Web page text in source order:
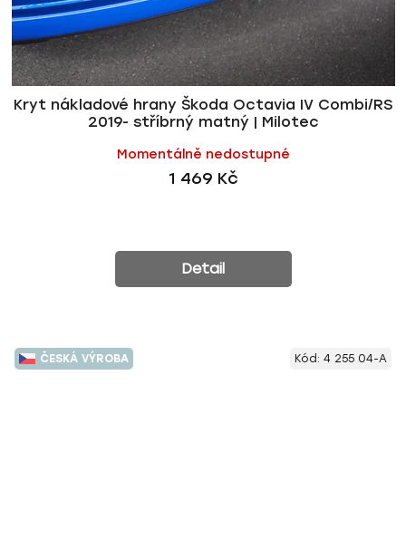
Kryt nákladové hrany Škoda Octavia IV Combi/RS
2019- stříbrný matný | Milotec
Momentálně nedostupné
1 469 Kč
Detail
ČESKÁ VÝROBA Kód: 4 255 04-A